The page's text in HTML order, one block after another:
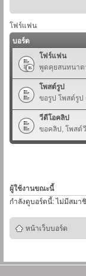
โฟร์แฟน
บอร์ด
โฟร์แฟน
พูดคุยสนทนาต
โพสต์รูป
ขอรูป โพสต์รูป
วีดีโอคลิป
ขอคลิป, โพสต์
ผู้ใช้งานขณะนี้
กำลังดูบอร์ดนี้: ไม่มีสมา
หน้าเว็บบอร์ด